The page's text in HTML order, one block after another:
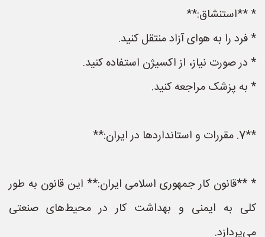
* **استنشاق:**
* فرد را به هوای آزاد منتقل کنید.
* در صورت نیاز، از اکسیژن استفاده کنید.
* به پزشک مراجعه کنید.
**7. مقررات و استانداردها در ایران:**
* **قانون کار جمهوری اسلامی ایران:** این قانون به طور
کلی به ایمنی و بهداشت کار در محیط‌های صنعتی
می‌پردازد.